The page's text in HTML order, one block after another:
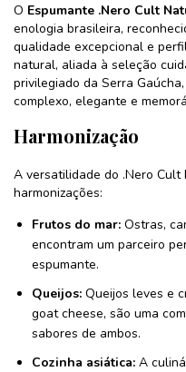
O Espumante .Nero Cult
enologia brasileira,
qualidade excepcional e
natural, aliada à seleção
privilegiado da Serra
complexo, elegante e
Harmonização
A versatilidade do .Nero Cult
harmonizações:
Frutos do mar: Ostras,
encontram um parceiro
espumante.
Queijos: Queijos leves e
goat cheese, são uma
sabores de ambos.
Cozinha asiática: A